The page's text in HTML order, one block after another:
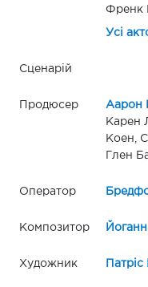
Френк
Усі
Сценарій
Продюсер Аарон
Карен
Коен,
Глен
Оператор
Композитор
Художник